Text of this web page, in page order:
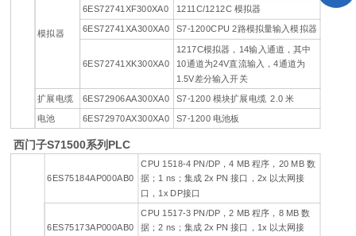
模拟器
6ES72741XF300XA0
1211C/1212C 模拟器
6ES72741XA300XA0
S7-1200CPU 2路模拟量输入模拟器
6ES72741XK300XA0
1217C模拟器，14输入通道，其中
10通道为24V直流输入，4通道为
1.5V差分输入开关
扩展电缆
6ES72906AA300XA0
S7-1200 模块扩展电缆 2.0 米
电池
6ES72970AX300XA0 S7-1200 电池板
西门子S71500系列PLC
6ES75184AP000AB0
CPU 1518-4 PN/DP，4 MB 程序，20 MB 数
据；1 ns；集成 2x PN 接口，2x 以太网接
口，1x DP接口
6ES75173AP000AB0
CPU 1517-3 PN/DP，2 MB 程序，8 MB 数
据；2 ns；集成 2x PN 接口，1x 以太网接